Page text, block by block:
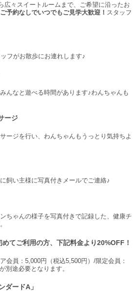
広々スイートルームまで、ご希望に沿ったお
ご予約なしでいつでもご見学大歓迎！ スタッフ
フがお散歩にお連れします♪
んなと遊べる時間があります♪わんちゃんも
ージ
ージを行い、わんちゃんもうっとり気持ちよ
飼い主様に写真付きメールでご連絡♪
ちゃんの様子を写真付きで記録した、健康チ
てご利用の方、下記料金より20%OFF！
会員：5,000円（税込5,500円）/限定会員：
別途必要となります。
ダードA」